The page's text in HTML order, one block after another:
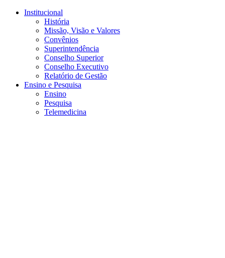
Conteúdo principal
Institucional
História
Missão, Visão e Valores
Convênios
Superintendência
Conselho Superior
Conselho Executivo
Relatório de Gestão
Ensino e Pesquisa
Ensino
Pesquisa
Telemedicina